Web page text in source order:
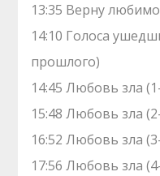
13:35 Верну
14:10 Голocа
прошлого)
14:45 Любовь зла
15:48 Любовь зла
16:52 Любовь зла
17:56 Любовь зла